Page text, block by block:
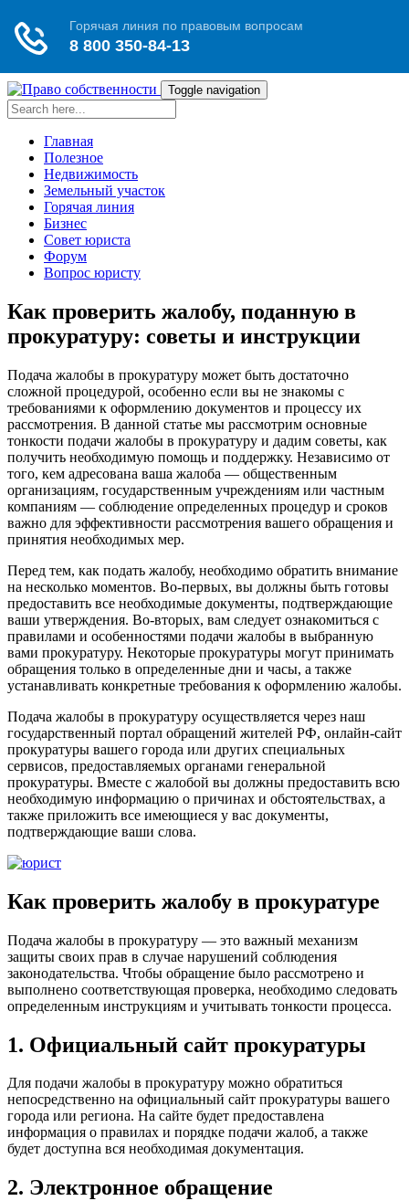
Toggle navigation
Главная
Полезное
Недвижимость
Земельный участок
Горячая линия
Бизнес
Совет юриста
Форум
Вопрос юристу
Как проверить жалобу, поданную в
прокуратуру: советы и инструкции
Подача жалобы в прокуратуру может быть достаточно
сложной процедурой, особенно если вы не знакомы с
требованиями к оформлению документов и процессу их
рассмотрения. В данной статье мы рассмотрим основные
тонкости подачи жалобы в прокуратуру и дадим советы, как
получить необходимую помощь и поддержку. Независимо от
того, кем адресована ваша жалоба — общественным
организациям, государственным учреждениям или частным
компаниям — соблюдение определенных процедур и сроков
важно для эффективности рассмотрения вашего обращения и
принятия необходимых мер.
Перед тем, как подать жалобу, необходимо обратить внимание
на несколько моментов. Во-первых, вы должны быть готовы
предоставить все необходимые документы, подтверждающие
ваши утверждения. Во-вторых, вам следует ознакомиться с
правилами и особенностями подачи жалобы в выбранную
вами прокуратуру. Некоторые прокуратуры могут принимать
обращения только в определенные дни и часы, а также
устанавливать конкретные требования к оформлению жалобы.
Подача жалобы в прокуратуру осуществляется через наш
государственный портал обращений жителей РФ, онлайн-сайт
прокуратуры вашего города или других специальных
сервисов, предоставляемых органами генеральной
прокуратуры. Вместе с жалобой вы должны предоставить всю
необходимую информацию о причинах и обстоятельствах, а
также приложить все имеющиеся у вас документы,
подтверждающие ваши слова.
Как проверить жалобу в прокуратуре
Подача жалобы в прокуратуру — это важный механизм
защиты своих прав в случае нарушений соблюдения
законодательства. Чтобы обращение было рассмотрено и
выполнено соответствующая проверка, необходимо следовать
определенным инструкциям и учитывать тонкости процесса.
1. Официальный сайт прокуратуры
Для подачи жалобы в прокуратуру можно обратиться
непосредственно на официальный сайт прокуратуры вашего
города или региона. На сайте будет предоставлена
информация о правилах и порядке подачи жалоб, а также
будет доступна вся необходимая документация.
2. Электронное обращение